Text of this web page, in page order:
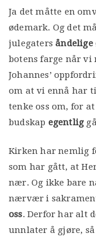
Ja det måtte en
ødemark. Og det
julegatersåndelige
botens farge når vi
Johannes’
om at vi ennå har
tenke oss om, for
budskap egentlig
Kirken har nemlig
som har gått, at
nær. Og ikke bare
nærvær i
oss. Derfor har alt
unnlater å gjøre,